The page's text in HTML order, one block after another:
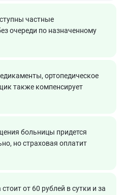
частные
очереди по назначенному
ортопедическое
также компенсирует
больницы придется
но страховая оплатит
от 60 рублей в сутки и за